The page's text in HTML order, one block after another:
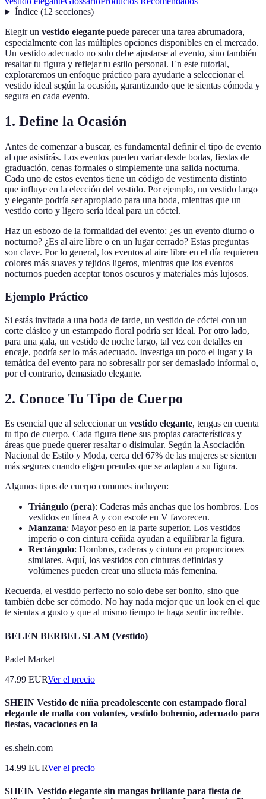
Índice(12 secciones)
Elegir un vestido elegante puede parecer una tarea abrumadora,
especialmente con las múltiples opciones disponibles en el mercado.
Un vestido adecuado no solo debe ajustarse al evento, sino también
resaltar tu figura y reflejar tu estilo personal. En este tutorial,
exploraremos un enfoque práctico para ayudarte a seleccionar el
vestido ideal según la ocasión, garantizando que te sientas cómoda y
segura en cada evento.
1. Define la Ocasión
Antes de comenzar a buscar, es fundamental definir el tipo de evento
al que asistirás. Los eventos pueden variar desde bodas, fiestas de
graduación, cenas formales o simplemente una salida nocturna.
Cada uno de estos eventos tiene un código de vestimenta distinto
que influye en la elección del vestido. Por ejemplo, un vestido largo
y elegante podría ser apropiado para una boda, mientras que un
vestido corto y ligero sería ideal para un cóctel.
Haz un esbozo de la formalidad del evento: ¿es un evento diurno o
nocturno? ¿Es al aire libre o en un lugar cerrado? Estas preguntas
son clave. Por lo general, los eventos al aire libre en el día requieren
colores más suaves y tejidos ligeros, mientras que los eventos
nocturnos pueden aceptar tonos oscuros y materiales más lujosos.
Ejemplo Práctico
Si estás invitada a una boda de tarde, un vestido de cóctel con un
corte clásico y un estampado floral podría ser ideal. Por otro lado,
para una gala, un vestido de noche largo, tal vez con detalles en
encaje, podría ser lo más adecuado. Investiga un poco el lugar y la
temática del evento para no sobresalir por ser demasiado informal o,
por el contrario, demasiado elegante.
2. Conoce Tu Tipo de Cuerpo
Es esencial que al seleccionar un vestido elegante, tengas en cuenta
tu tipo de cuerpo. Cada figura tiene sus propias características y
áreas que puede querer resaltar o disimular. Según la Asociación
Nacional de Estilo y Moda, cerca del 67% de las mujeres se sienten
más seguras cuando eligen prendas que se adaptan a su figura.
Algunos tipos de cuerpo comunes incluyen:
Triángulo (pera): Caderas más anchas que los hombros. Los
vestidos en línea A y con escote en V favorecen.
Manzana: Mayor peso en la parte superior. Los vestidos
imperio o con cintura ceñida ayudan a equilibrar la figura.
Rectángulo: Hombros, caderas y cintura en proporciones
similares. Aquí, los vestidos con cinturas definidas y
volúmenes pueden crear una silueta más femenina.
Recuerda, el vestido perfecto no solo debe ser bonito, sino que
también debe ser cómodo. No hay nada mejor que un look en el que
te sientas a gusto y que al mismo tiempo te haga sentir increíble.
BELEN BERBEL SLAM (Vestido)
Padel Market
47.99 EURVer el precio
SHEIN Vestido de niña preadolescente con estampado floral
elegante de malla con volantes, vestido bohemio, adecuado para
fiestas, vacaciones en la
es.shein.com
14.99 EURVer el precio
SHEIN Vestido elegante sin mangas brillante para fiesta de